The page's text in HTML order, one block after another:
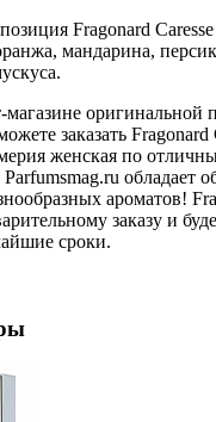
Fragonard Caresse
мандарина,
оригинальной
заказать Fragonard
женская по
обладает
ароматов!
заказу и
сроки.